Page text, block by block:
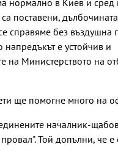
нормално в Киев и сред
поставени,
справяме без въздушна
е устойчив и
на Министерството на
ще помогне много на
началник-
Той допълни, че